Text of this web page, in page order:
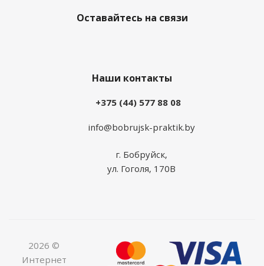
Оставайтесь на связи
Наши контакты
+375 (44) 577 88 08
info@bobrujsk-praktik.by
г. Бобруйск,
ул. Гоголя, 170В
2026 ©
Интернет